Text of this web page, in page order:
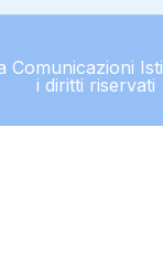
Comunicazioni
i diritti riservati